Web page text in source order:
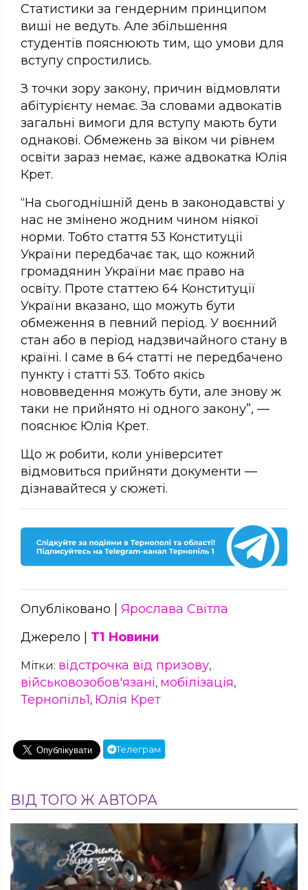
Статистики за гендерним принципом
виші не ведуть. Але збільшення
студентів пояснюють тим, що умови для
вступу спростились.
З точки зору закону, причин відмовляти
абітурієнту немає. За словами адвокатів
загальні вимоги для вступу мають бути
однакові. Обмежень за віком чи рівнем
освіти зараз немає, каже адвокатка Юлія
Крет.
“На сьогоднішній день в законодавстві у
нас не змінено жодним чином ніякої
норми. Тобто стаття 53 Конституціі
України передбачає так, що кожний
громадянин України має право на
освіту. Проте статтею 64 Конституції
України вказано, що можуть бути
обмеження в певний період. У воєнний
стан або в період надзвичайного стану в
країні. І саме в 64 статті не передбачено
пункту і статті 53. Тобто якісь
нововведення можуть бути, але знову ж
таки не прийнято ні одного закону”, —
пояснює Юлія Крет.
Що ж робити, коли університет
відмовиться прийняти документи —
дізнавайтеся у сюжеті.
Опубліковано | Ярослава Світла
Джерело | Т1 Новини
Мітки: відстрочка від призову,
військовозобов'язані, мобілізація,
Тернопіль1, Юлія Крет
Телеграм
ВІД ТОГО Ж АВТОРА